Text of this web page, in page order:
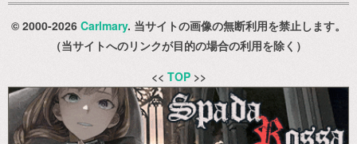
© 2000-2026 Carlmary. 当サイトの画像の無断利用を禁止します。
（当サイトへのリンクが目的の場合の利用を除く）
<< TOP>>